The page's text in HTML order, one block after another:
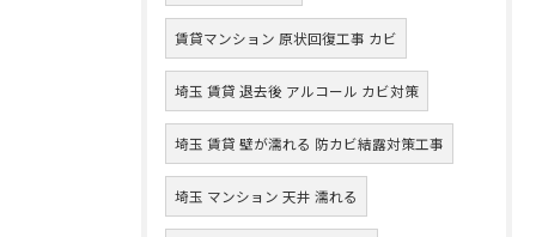
賃貸マンション 原状回復工事 カビ
埼玉 賃貸 退去後 アルコール カビ対策
埼玉 賃貸 壁が濡れる 防カビ結露対策工事
埼玉 マンション 天井 濡れる